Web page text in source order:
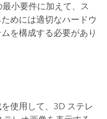
小要件に加えて、ス
めには適切なハードウ
を構成する必要があり
使用して、3D ステレ